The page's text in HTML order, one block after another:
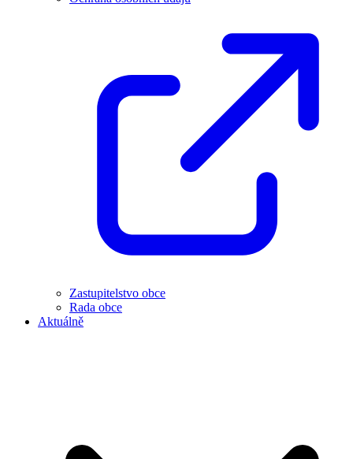
Zastupitelstvo obce
Rada obce
Aktuálně